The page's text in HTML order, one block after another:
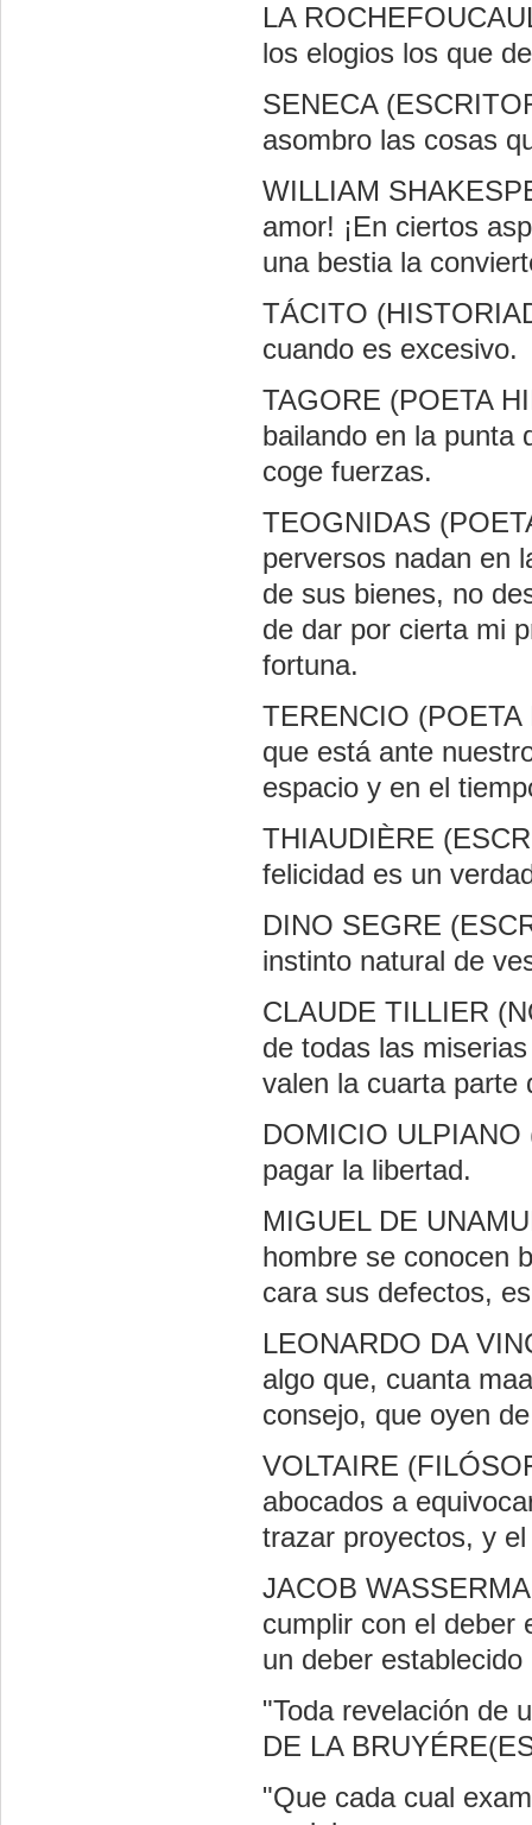
LA
los elogios los que
SENECA
asombro las cosas
WILLIAM
amor! ¡En ciertos
una bestia la
TÁCITO
cuando es excesivo.
TAGORE (POETA
bailando en la punta
coge fuerzas.
TEOGNIDAS
perversos nadan en
de sus bienes, no
de dar por cierta mi
fortuna.
TERENCIO
que está ante
espacio y en el
THIAUDIÈRE
felicidad es un
DINO SEGRE
instinto natural de
CLAUDE TILLIER
de todas las
valen la cuarta parte
DOMICIO ULPIANO
pagar la libertad.
MIGUEL DE
hombre se conocen
cara sus defectos,
LEONARDO DA
algo que, cuanta
consejo, que oyen
VOLTAIRE
abocados a
trazar proyectos, y
JACOB
cumplir con el deber
un deber
"Toda revelación de
DE LA
"Que cada cual